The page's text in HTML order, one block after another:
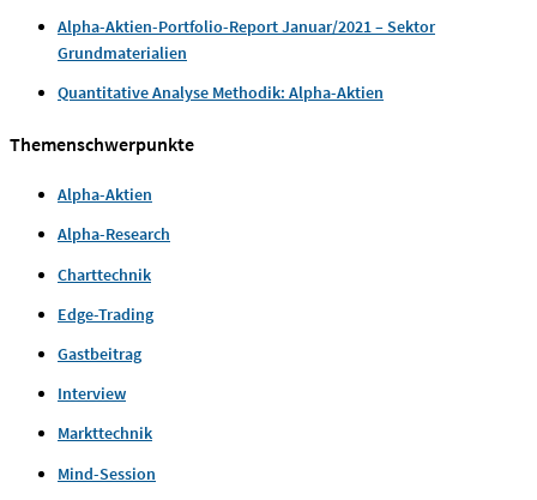
Alpha-Aktien-Portfolio-Report Januar/2021 – Sektor
Grundmaterialien
Quantitative Analyse Methodik: Alpha-Aktien
Themenschwerpunkte
Alpha-Aktien
Alpha-Research
Charttechnik
Edge-Trading
Gastbeitrag
Interview
Markttechnik
Mind-Session